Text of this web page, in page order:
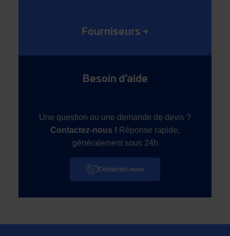
Fourniseurs +
Besoin d’aide
Une question ou une demande de devis ?
Contactez-nous ! Réponse rapide,
généralement sous 24h
Contactez-nous